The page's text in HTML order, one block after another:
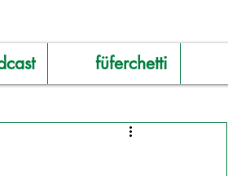
füferchetti